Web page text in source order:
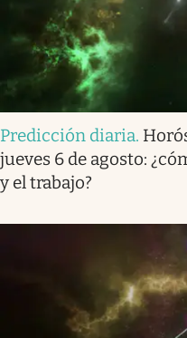
Predicción diaria.
jueves 6 de agosto:
y el trabajo?